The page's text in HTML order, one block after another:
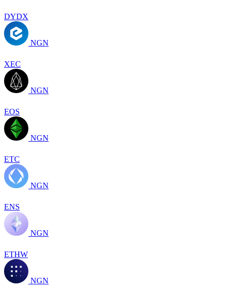
DYDX
NGN
XEC
NGN
EOS
NGN
ETC
NGN
ENS
NGN
ETHW
NGN